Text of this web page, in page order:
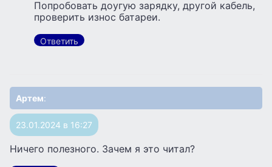
Попробовать доугую зарядку, другой кабель,
проверить износ батареи.
Ответить
Артем:
23.01.2024 в 16:27
Ничего полезного. Зачем я это читал?